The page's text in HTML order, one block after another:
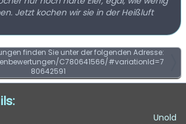
Jetzt kochen wir sie in der Heißluft
finden Sie unter der folgenden Adresse:
C780641566/#variationId=7
80642591
Unold